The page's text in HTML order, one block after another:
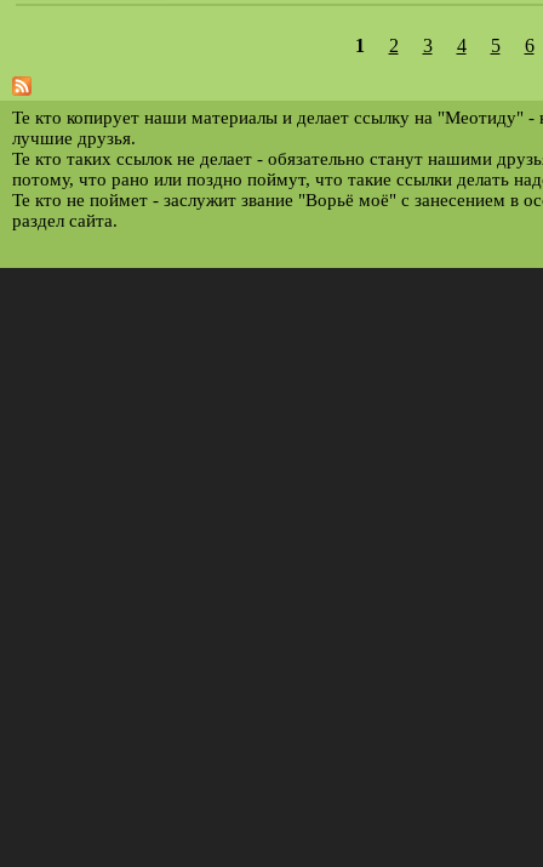
т
р
а
н
и
1 2 3 4 5 6
Те кто копирует наши материалы и делает ссылку на "Меотиду" -
лучшие друзья.
Те кто таких ссылок не делает - обязательно станут нашими
потому, что рано или поздно поймут, что такие ссылки делать
Те кто не поймет - заслужит звание "Ворьё моё" с занесением в
раздел сайта.